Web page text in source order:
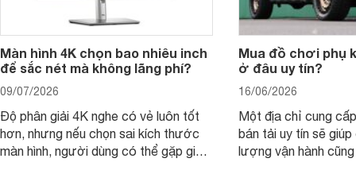
Màn hình 4K chọn bao nhiêu inch
để sắc nét mà không lãng phí?
09/07/2026
Độ phân giải 4K nghe có vẻ luôn tốt
hơn, nhưng nếu chọn sai kích thước
màn hình, người dùng có thể gặp giao
Mua đồ chơi phụ
ở đâu uy tín?
16/06/2026
Một địa chỉ cung
bán tải uy tín sẽ
lượng vận hành